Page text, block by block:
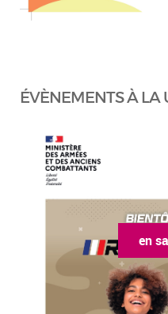
ÉVÈNEMENTS À LA
en